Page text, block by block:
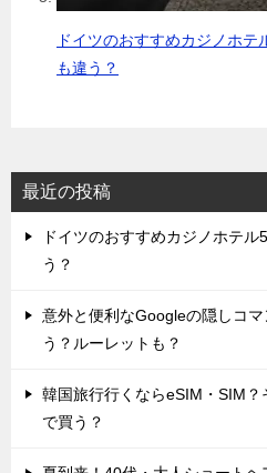
ドイツのおすすめカジノホ
も違う？
最近の投稿
ドイツのおすすめカジノホテ
う？
意外と便利なGoogleの隠しコ
う？ルーレットも？
韓国旅行行くならeSIM・SIM
で買う？